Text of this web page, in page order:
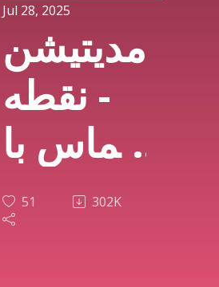
Jul 28, 2025
مدیتیشن
- نقطه
تماس با
هوش
کائنات
51 302K